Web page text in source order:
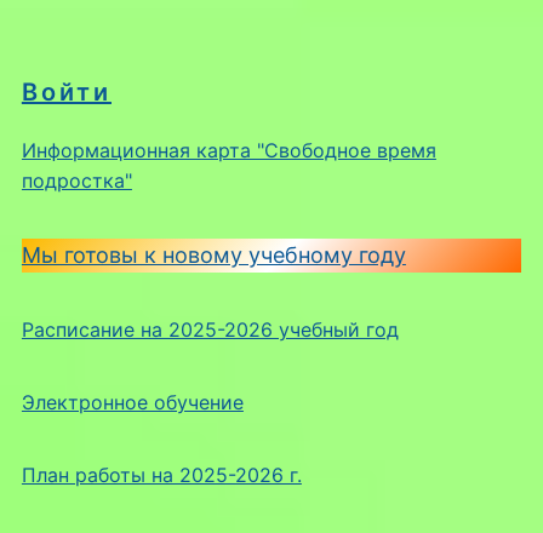
Войти
Информационная карта "Свободное время
подростка"
Мы готовы к новому учебному году
Расписание на 2025-2026 учебный год
Электронное обучение
План работы на 2025-2026 г.